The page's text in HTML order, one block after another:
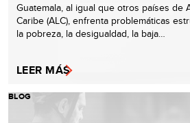
Guatemala, al igual que otros países de
Caribe (ALC), enfrenta problemáticas
la pobreza, la desigualdad, la baja…
LEER MÁS
BLOG